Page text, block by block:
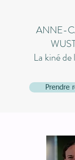
ANNE-
La kiné
Prendre